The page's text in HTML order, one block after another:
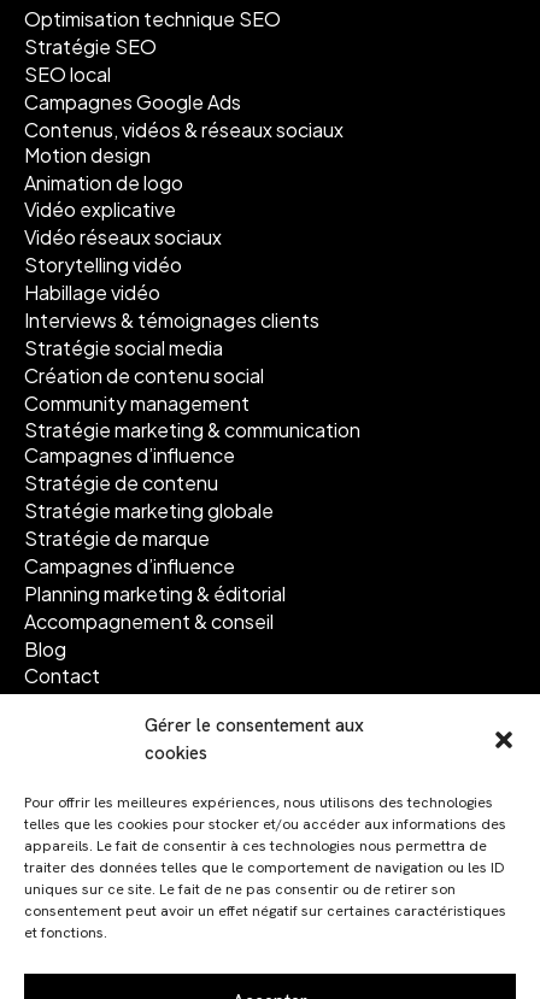
Gérer le consentement aux
cookies
Pour offrir les meilleures expériences, nous utilisons des technologies
telles que les cookies pour stocker et/ou accéder aux informations des
appareils. Le fait de consentir à ces technologies nous permettra de
traiter des données telles que le comportement de navigation ou les ID
uniques sur ce site. Le fait de ne pas consentir ou de retirer son
consentement peut avoir un effet négatif sur certaines caractéristiques
et fonctions.
Optimisation technique SEO
Stratégie SEO
SEO local
Campagnes Google Ads
Contenus, vidéos & réseaux sociaux
Motion design
Animation de logo
Vidéo explicative
Vidéo réseaux sociaux
Storytelling vidéo
Habillage vidéo
Interviews & témoignages clients
Stratégie social media
Création de contenu social
Community management
Stratégie marketing & communication
Campagnes d’influence
Stratégie de contenu
Stratégie marketing globale
Stratégie de marque
Campagnes d’influence
Planning marketing & éditorial
Accompagnement & conseil
Blog
Contact
Suivez-nous
Instagram
Linkedin
© 2024 Code graphique. Tous droits réservés